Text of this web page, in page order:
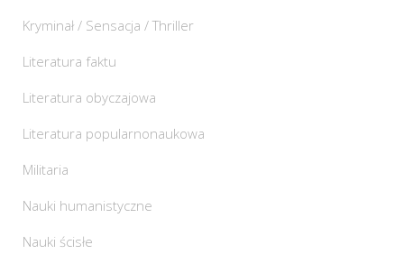
Kryminał / Sensacja / Thriller
Literatura faktu
Literatura obyczajowa
Literatura popularnonaukowa
Militaria
Nauki humanistyczne
Nauki ścisłe